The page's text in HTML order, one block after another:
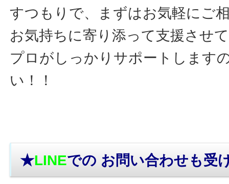
すつもりで、まずはお気軽にご
お気持ちに寄り添って支援させ
プロがしっかりサポートします
い！！
★LINEでの お問い合わせも受